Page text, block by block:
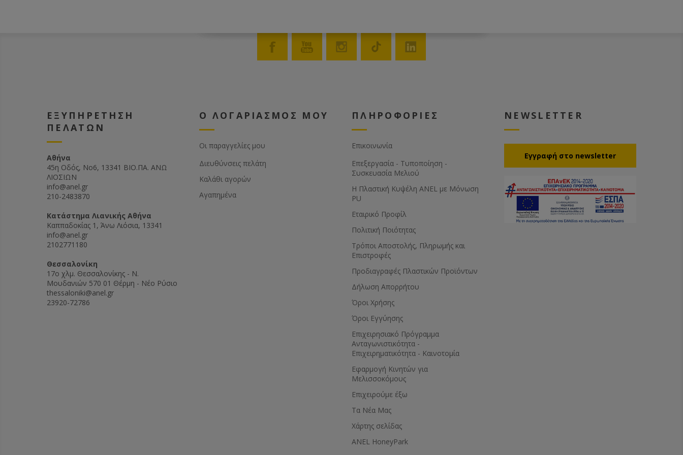
- Μην στίβετε
ΕΞΥΠΗΡΕΤΗΣΗ
ΠΕΛΑΤΩΝ
Αθήνα
45η Οδός, Νο6, 13341 ΒΙΟ.ΠΑ. ΑΝΩ
ΛΙΟΣΙΩΝ
info@anel.gr
210-2483870
Kατάστημα Λιανικής Αθήνα
Καππαδοκίας 1, Άνω Λιόσια, 13341
info@anel.gr
2102771180
Θεσσαλονίκη
17ο χλμ. Θεσσαλονίκης - Ν.
Μουδανιών 570 01 Θέρμη - Νέο Ρύσιο
thessaloniki@anel.gr
23920-72786
Ο ΛΟΓΑΡΙΑΣΜΟΣ ΜΟΥ
Οι παραγγελίες μου
Διευθύνσεις πελάτη
Καλάθι αγορών
Αγαπημένα
ΠΛΗΡΟΦΟΡΙΕΣ
Επικοινωνία
Επεξεργασία - Τυποποίηση -
Συσκευασία Μελιού
Η Πλαστική Κυψέλη ANEL με Μόνωση
PU
Εταιρικό Προφίλ
Πολιτική Ποιότητας
Τρόποι Αποστολής, Πληρωμής και
Επιστροφές
Προδιαγραφές Πλαστικών Προϊόντων
Δήλωση Απορρήτου
Όροι Χρήσης
Όροι Εγγύησης
Eπιχειρησιακό Πρόγραμμα
Ανταγωνιστικότητα -
Επιχειρηματικότητα - Καινοτομία
Εφαρμογή Κινητών για
Μελισσοκόμους
Επιχειρούμε έξω
Τα Νέα Μας
Χάρτης σελίδας
ANEL HoneyPark
NEWSLETTER
Eγγραφή στο newsletter